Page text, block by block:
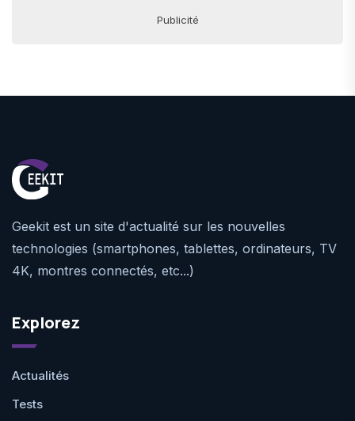
Publicité
Geekit est un site d'actualité sur les nouvelles
technologies (smartphones, tablettes, ordinateurs, TV
4K, montres connectés, etc...)
Explorez
Actualités
Tests